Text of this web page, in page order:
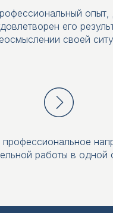
опыт,
его
своей
профессиональное
работы в одной